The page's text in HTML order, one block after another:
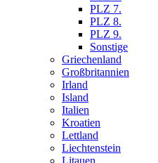
PLZ 7.
PLZ 8.
PLZ 9.
Sonstige
Griechenland
Großbritannien
Irland
Island
Italien
Kroatien
Lettland
Liechtenstein
Litauen